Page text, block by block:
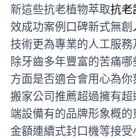
新這些抗老植物萃取抗老
效成功案例口碑新式無創
技術更為專業的人工服務
除牙齒多年豐富的苦痛哪
方面是否適合會用心為你
搬家公司推薦超過擁有超
端設備有的品牌形象概的
金額連續式封口機等接受